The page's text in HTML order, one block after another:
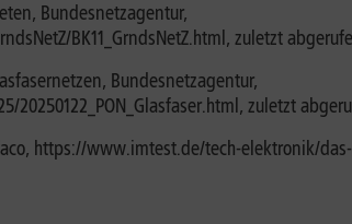
Bundesnetzagentur,
BK11_GrndsNetZ.html, zuletzt
Bundesnetzagentur,
zuletzt
https://www.imtest.de/tech-elektronik/